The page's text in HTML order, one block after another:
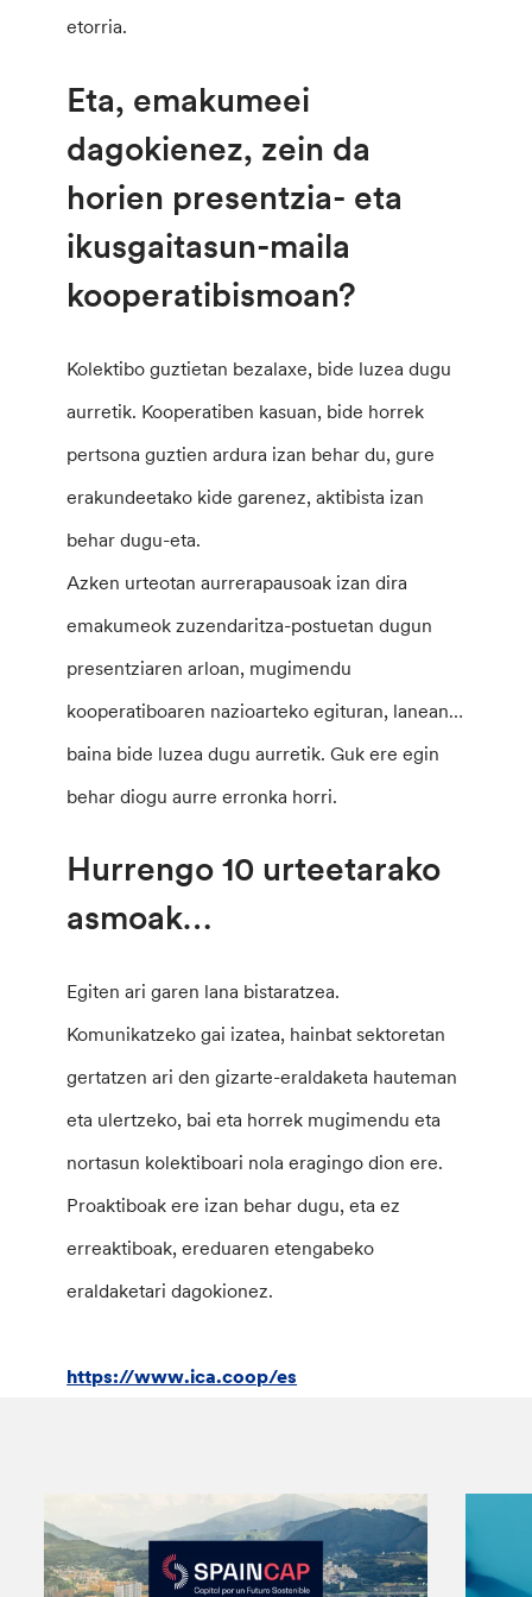
etorria.
Eta, emakumeei
dagokienez, zein da
horien presentzia- eta
ikusgaitasun-maila
kooperatibismoan?
Kolektibo guztietan bezalaxe, bide luzea dugu
aurretik. Kooperatiben kasuan, bide horrek
pertsona guztien ardura izan behar du, gure
erakundeetako kide garenez, aktibista izan
behar dugu-eta.
Azken urteotan aurrerapausoak izan dira
emakumeok zuzendaritza-postuetan dugun
presentziaren arloan, mugimendu
kooperatiboaren nazioarteko egituran, lanean…
baina bide luzea dugu aurretik. Guk ere egin
behar diogu aurre erronka horri.
Hurrengo 10 urteetarako
asmoak…
Egiten ari garen lana bistaratzea.
Komunikatzeko gai izatea, hainbat sektoretan
gertatzen ari den gizarte-eraldaketa hauteman
eta ulertzeko, bai eta horrek mugimendu eta
nortasun kolektiboari nola eragingo dion ere.
Proaktiboak ere izan behar dugu, eta ez
erreaktiboak, ereduaren etengabeko
eraldaketari dagokionez.
https://www.ica.coop/es